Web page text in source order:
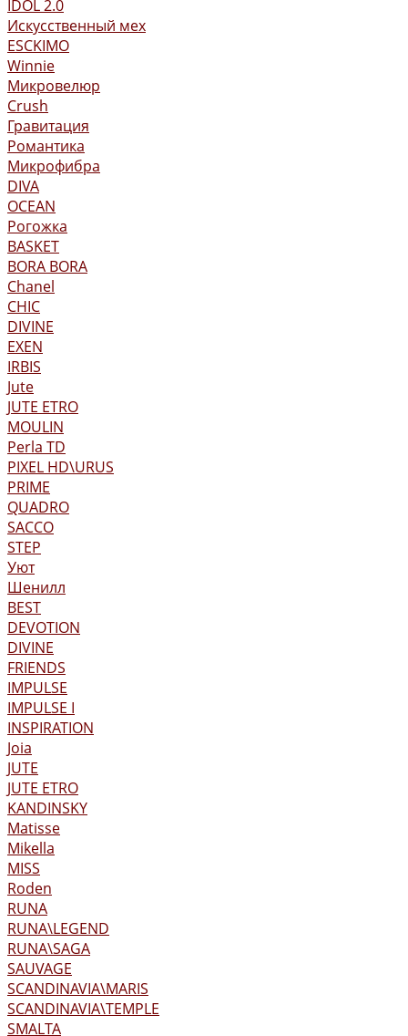
IDOL 2.0
Искусственный мех
ESCKIMO
Winnie
Микровелюр
Crush
Гравитация
Романтика
Микрофибра
DIVA
OCEAN
Рогожка
BASKET
BORA BORA
Chanel
CHIC
DIVINE
EXEN
IRBIS
Jute
JUTE ETRO
MOULIN
Perla TD
PIXEL HD\URUS
PRIME
QUADRO
SACCO
STEP
Уют
Шенилл
BEST
DEVOTION
DIVINE
FRIENDS
IMPULSE
IMPULSE I
INSPIRATION
Joia
JUTE
JUTE ETRO
KANDINSKY
Matisse
Mikella
MISS
Roden
RUNA
RUNA\LEGEND
RUNA\SAGA
SAUVAGE
SCANDINAVIA\MARIS
SCANDINAVIA\TEMPLE
SMALTA